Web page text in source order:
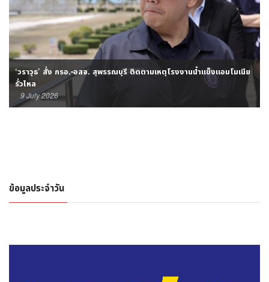
‘วราวุธ’ สั่ง กรอ.-อสจ. สุพรรณบุรี ติดตามเหตุโรงงานน้ำแข็งแอมโมเนีย
รั่วไหล
9 July 2026
ข้อมูลประจำวัน